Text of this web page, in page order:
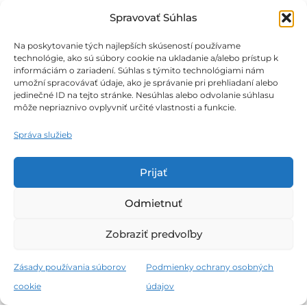
Spravovať Súhlas
Na poskytovanie tých najlepších skúseností používame
technológie, ako sú súbory cookie na ukladanie a/alebo prístup k
informáciám o zariadení. Súhlas s týmito technológiami nám
umožní spracovávať údaje, ako je správanie pri prehliadaní alebo
jedinečné ID na tejto stránke. Nesúhlas alebo odvolanie súhlasu
môže nepriaznivo ovplyvniť určité vlastnosti a funkcie.
Správa služieb
Prijať
Odmietnuť
Zobraziť predvoľby
Zásady používania súborov
cookie
Podmienky ochrany osobných
údajov
na
produktu.
Zásady používania súborov cookie
Všetky práva vyhradené © 2026 THERMALPARK E-SHOP